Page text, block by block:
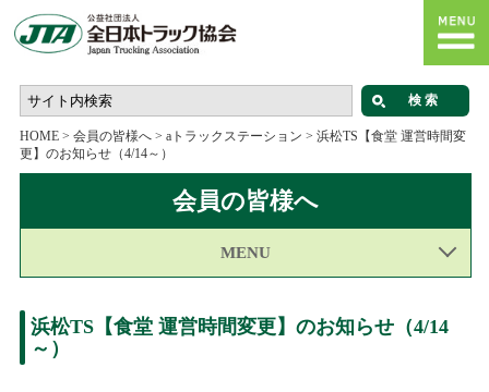
HOME> 会員の皆様へ> aトラックステーション > 浜松TS【食堂 運営時間変
更】のお知らせ（4/14～）
会員の皆様へ
MENU
浜松TS【食堂 運営時間変更】のお知らせ（4/14
～）